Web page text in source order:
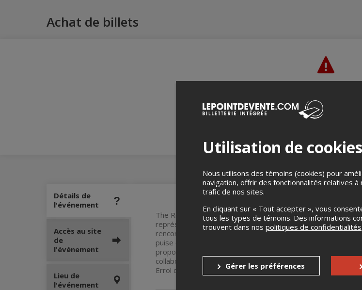
Achat de billets
Détails de
l'événement
The Reggae Uprising Band est un groupe reconnu pour
représentations. Le groupe se compose de musiciens
rencontrés dans des bars locaux et des lieux
puise dans plus d’un siècle de musique du monde, de
proposer au public un mariage de standards musicaux que
collaboré avec des artistes musicaux tels que des artistes,
Errol dunkley, Leroy gibbons, general trees, Horace Martin.
Accès au site
de
l'événement
Lieu de
l'événement
Utilisation de cookies
Nous utilisons des témoins (cookies) pour
navigation, offrir des fonctionnalités relatives
trafic de nos sites.
En cliquant sur « Tout accepter », vous
tous les types de témoins. Des informations
trouvent dans nos politiques de confidentialités.
Gérer les préférences